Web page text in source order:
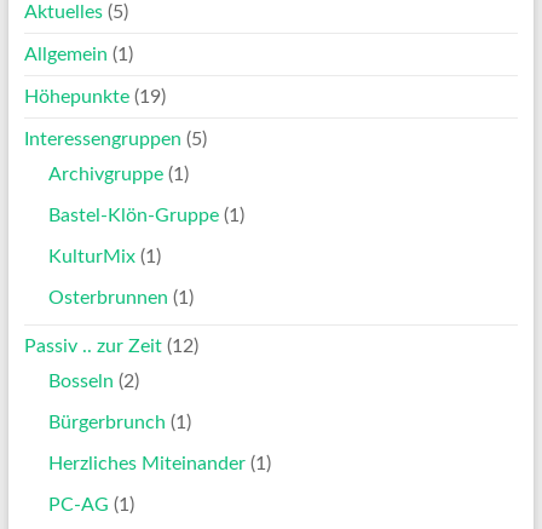
Aktuelles(5)
Allgemein (1)
Höhepunkte(19)
Interessengruppen (5)
Archivgruppe(1)
Bastel-Klön-Gruppe(1)
KulturMix(1)
Osterbrunnen (1)
Passiv .. zur Zeit(12)
Bosseln (2)
Bürgerbrunch (1)
Herzliches Miteinander(1)
PC-AG (1)